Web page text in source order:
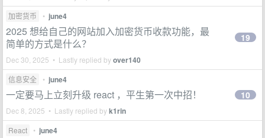
加密货币 • june4
2025 想给自己的网站加入加密货币收款功能，最
简单的方式是什么？
Dec 30, 2025 • Lastly replied byover140
19
信息安全 • june4
一定要马上立刻升级 react ，平生第一次中招！
Dec 8, 2025 • Lastly replied byk1rin
10
React • june4